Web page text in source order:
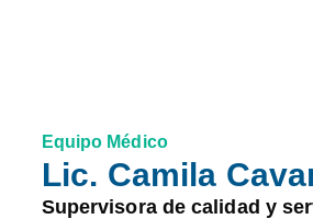
Equipo Médico
Lic. Camila
Supervisora de calidad y